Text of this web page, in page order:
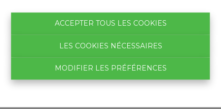
ACCEPTER TOUS LES COOKIES
LES COOKIES NÉCESSAIRES
MODIFIER LES PRÉFÉRENCES